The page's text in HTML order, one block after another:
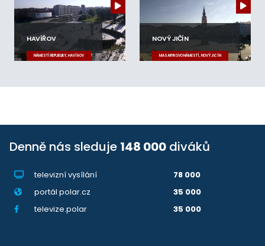
HAVÍŘOV
NÁMĚSTÍ REPUBLIKY, HAVÍŘOV
NOVÝ JIČÍN
MASARYKOVO NÁMĚSTÍ, NOVÝ JIČÍN
Denně nás sleduje 148 000 diváků
televizní vysílání
78 000
portál polar.cz
35 000
televize.polar
35 000